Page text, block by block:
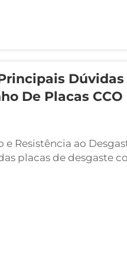
quando
cromo, sobre aço
De Placas CCO
Resistência ao
placas de desgaste
CCO (Chromium
aço carbono de
como o c...